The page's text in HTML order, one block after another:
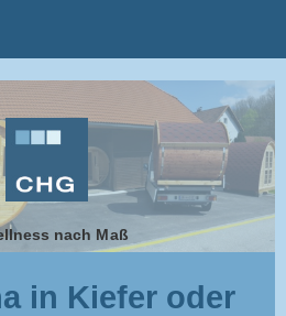
nach Maß
in Kiefer oder